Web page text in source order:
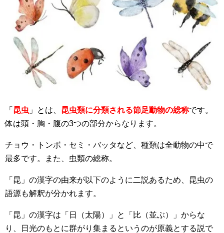
「 昆虫 」とは、 昆虫類に分類される節足動物の総称です。
体は頭・胸・腹の3つの部分からなります。
チョウ・トンボ・セミ・バッタなど、種類は全動物の中で
最多です。また、虫類の総称。
「昆」の漢字の由来が以下のように二説あるため、昆虫の
語源も解釈が分かれます。
「昆」の漢字は「日（太陽）」と「比（並ぶ）」からな
り、日光のもとに群がり集まるというのが原義とする説で